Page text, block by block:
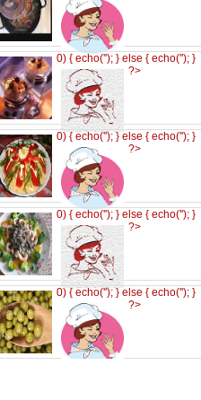
0) { echo(''); } else { echo(''); }
?>
0) { echo(''); } else { echo(''); }
?>
0) { echo(''); } else { echo(''); }
?>
0) { echo(''); } else { echo(''); }
?>